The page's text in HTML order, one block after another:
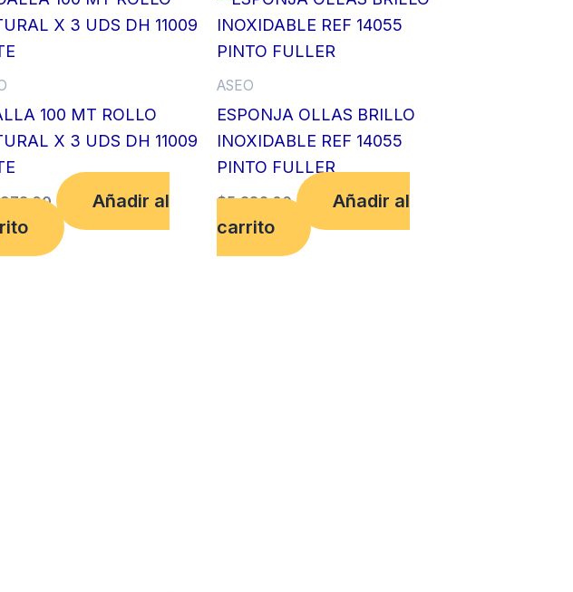
100 MT ROLLO
X 3 UDS DH 11009
Añadir al
ASEO
ESPONJA OLLAS BRILLO
INOXIDABLE REF 14055
PINTO FULLER
$5,382.00
Añadir al
carrito